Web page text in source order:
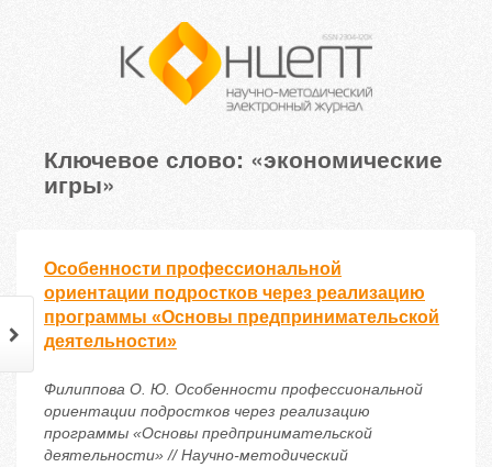
Ключевое слово: «экономические
игры»
Особенности профессиональной
ориентации подростков через реализацию
программы «Основы предпринимательской
деятельности»
Филиппова О. Ю. Особенности профессиональной
ориентации подростков через реализацию
программы «Основы предпринимательской
деятельности» // Научно-методический